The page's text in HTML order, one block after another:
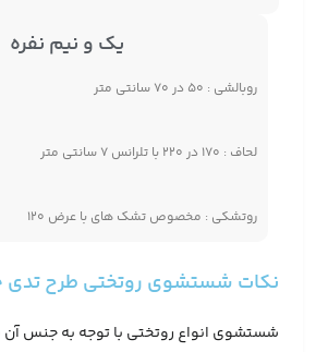
یک و نیم نفره
روبالشی : ۵۰ در ۷۰ سانتی متر
لحاف : ۱۷۰ در ۲۲۰ با تلرانس ۷ سانتی متر
روتشکی : مخصوص تشک های با عرض ۱۲۰
نکات شستشوی روتختی طرح تدی
شستشوی انواع روتختی با توجه به جنس آن